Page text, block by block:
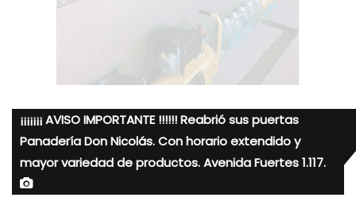
¡¡¡¡¡¡¡ AVISO IMPORTANTE !!!!!! Reabrió sus puertas
Panadería Don Nicolás. Con horario extendido y
mayor variedad de productos. Avenida Fuertes 1.117.